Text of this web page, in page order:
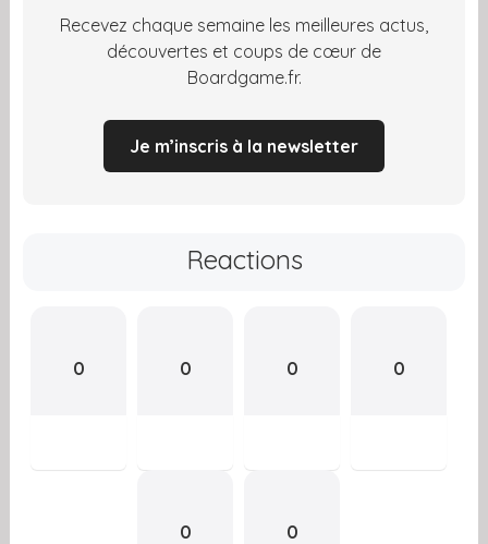
Recevez chaque semaine les meilleures actus,
découvertes et coups de cœur de
Boardgame.fr.
Je m’inscris à la newsletter
Reactions
0 0 0 0
0 0